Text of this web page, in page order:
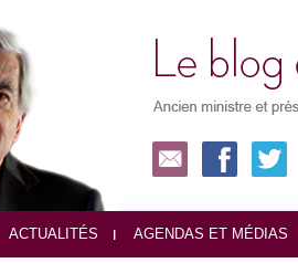
ACTUALITÉS AGENDAS ET MÉDIAS